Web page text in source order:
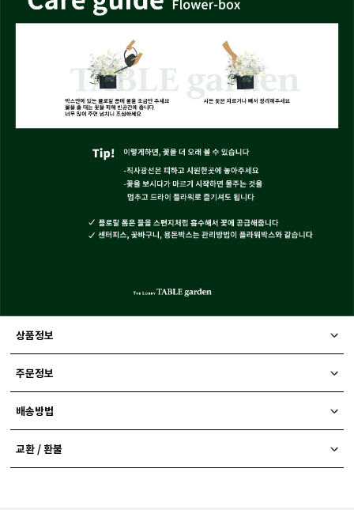
상품정보
주문정보
배송방법
교환 / 환불